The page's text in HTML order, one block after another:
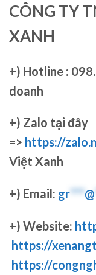
CÔNG TY
XANH
+) Hotline :
doanh
+) Zalo tại đây
=> https://
Việt Xanh
+) Email: gr***@
+) Website:
https://
https://